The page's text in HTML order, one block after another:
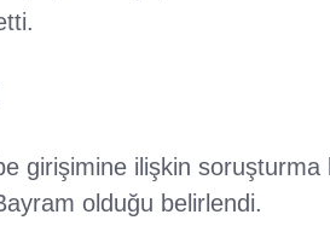
girişimine ilişkin soruşturma
olduğu belirlendi.